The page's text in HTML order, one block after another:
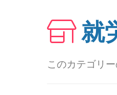
就
このカテゴリ